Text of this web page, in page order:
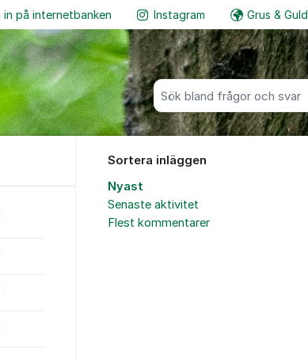
Sök bland alla inlägg
in på internetbanken Instagram Grus & Guld
Sortera inläggen
Nyast
Senaste aktivitet
Flest kommentarer